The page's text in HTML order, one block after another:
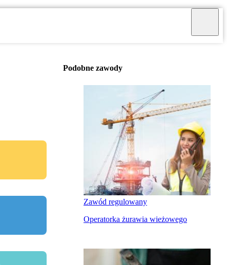
Podobne zawody
Zawód regulowany
Operatorka żurawia wieżowego